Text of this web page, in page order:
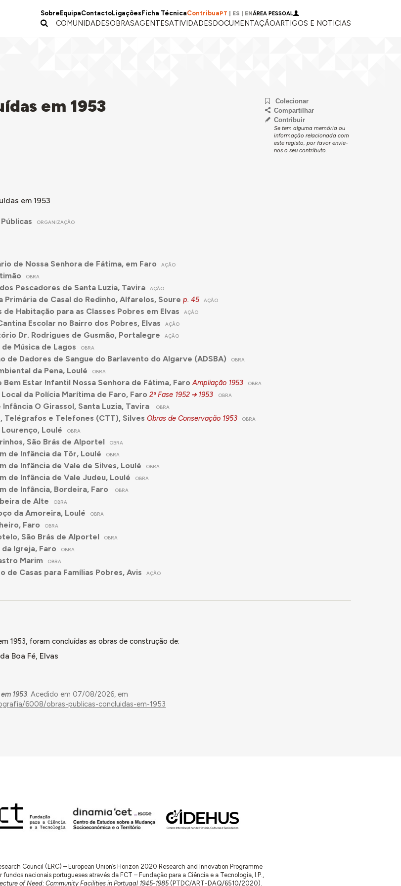
Sobre EquipaContactoLigações Ficha TécnicaContribuaPT ES ENÁREA PESSOAL
COMUNIDADESOBRASAGENTESATIVIDADESDOCUMENTAÇÃOARTIGOS E NOTICIAS
em 1953
Colecionar
Compartilhar
Contribuir
Se tem alguma memória ou
informação relacionada com
este registo, por favor envie-
nos o seu contributo.
em 1953
ORGANIZAÇÃO
de Nossa Senhora de Fátima, em Faro AÇÃO
OBRA
Pescadores de Santa Luzia, Tavira AÇÃO
Primária de Casal do Redinho, Alfarelos, Soure p. 45 AÇÃO
Habitação para as Classes Pobres em Elvas AÇÃO
Escolar no Bairro dos Pobres, Elvas AÇÃO
Dr. Rodrigues de Gusmão, Portalegre AÇÃO
Música de Lagos OBRA
de Dadores de Sangue do Barlavento do Algarve (ADSBA) OBRA
da Pena, Loulé OBRA
Estar Infantil Nossa Senhora de Fátima, Faro Ampliação 1953 OBRA
da Polícia Marítima de Faro, Faro 2ª Fase 1952 1953 OBRA
O Girassol, Santa Luzia, Tavira OBRA
Telégrafos e Telefones (CTT), Silves Obras de Conservação 1953 OBRA
Lourenço, Loulé OBRA
São Brás de Alportel OBRA
de Infância da Tôr, Loulé OBRA
de Infância de Vale de Silves, Loulé OBRA
de Infância de Vale Judeu, Loulé OBRA
de Infância, Bordeira, Faro OBRA
de Alte OBRA
da Amoreira, Loulé OBRA
Faro OBRA
São Brás de Alportel OBRA
Igreja, Faro OBRA
Marim OBRA
de Casas para Famílias Pobres, Avis AÇÃO
1953, foram concluídas as obras de construção de:
Boa Fé, Elvas
1953. Acedido em 07/08/2026, em
6008/obras-publicas-concluidas-em-1953
Council (ERC) – European Union’s Horizon 2020 Research and Innovation Programme
nacionais portugueses através da FCT – Fundação para a Ciência e a Tecnologia, I.P.,
of Need: Community Facilities in Portugal 1945-1985(PTDC/ART-DAQ/6510/2020).